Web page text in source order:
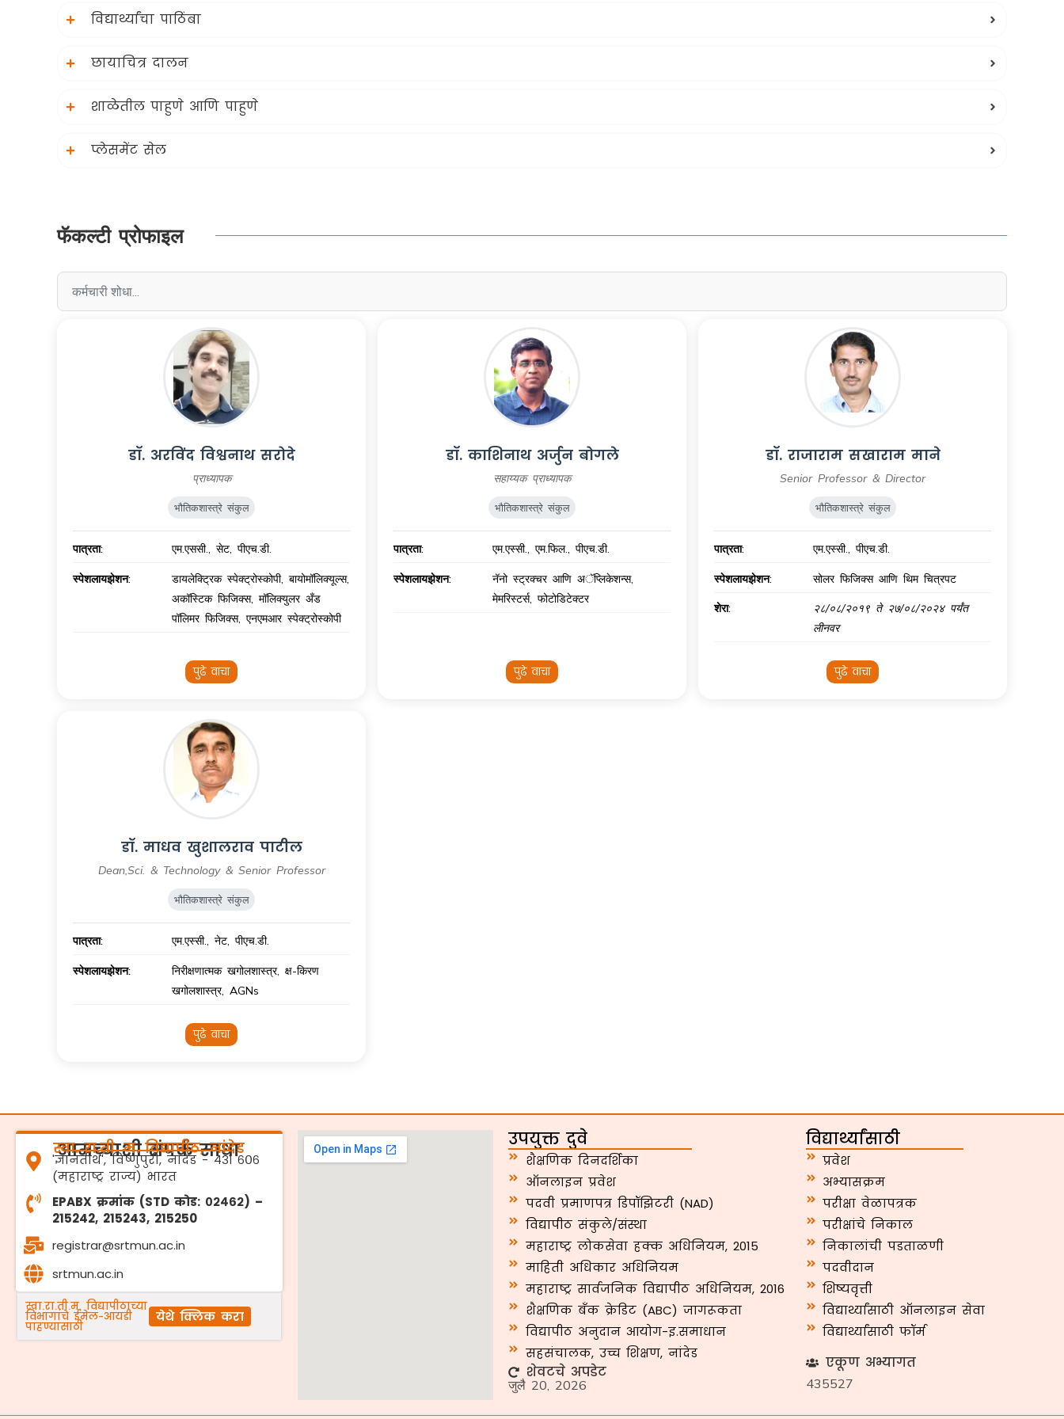
विद्यार्थ्यांचा पाठिंबा
छायाचित्र दालन
शाळेतील पाहुणे आणि पाहुणे
प्लेसमेंट सेल
फॅकल्टी प्रोफाइल
डॉ. अरविंद विश्वनाथ सरोदे
प्राध्यापक
भौतिकशास्त्रे संकुल
पात्रता: एम.एससी., सेट, पीएच.डी.
स्पेशलायझेशन:
डायलेक्ट्रिक स्पेक्ट्रोस्कोपी, बायोमॉलिक्यूल्स,
अकॉस्टिक फिजिक्स, मॉलिक्युलर अँड
पॉलिमर फिजिक्स, एनएमआर स्पेक्ट्रोस्कोपी
पुढे वाचा
डॉ. काशिनाथ अर्जुन बोगले
सहाय्यक प्राध्यापक
भौतिकशास्त्रे संकुल
पात्रता: एम.एस्सी., एम.फिल., पीएच.डी.
स्पेशलायझेशन:
नॅनो स्ट्रक्चर आणि अॅप्लिकेशन्स,
मेमरिस्टर्स, फोटोडिटेक्टर
पुढे वाचा
डॉ. राजाराम सखाराम माने
Senior Professor & Director
भौतिकशास्त्रे संकुल
पात्रता: एम.एस्सी., पीएच.डी.
स्पेशलायझेशन: सोलर फिजिक्स आणि थिम चित्रपट
शेरा:
२८/०८/२०१९ ते २७/०८/२०२४ पर्यंत
लीनवर
पुढे वाचा
डॉ. माधव खुशालराव पाटील
Dean,Sci. & Technology & Senior Professor
भौतिकशास्त्रे संकुल
पात्रता: एम.एस्सी., नेट, पीएच.डी.
स्पेशलायझेशन:
निरीक्षणात्मक खगोलशास्त्र, क्ष-किरण
खगोलशास्त्र, AGNs
पुढे वाचा
आमच्याशी संपर्क साधा
स्वा. रा.ती. म. विद्यापीठ, नांदेड
'ज्ञानतीर्थ', विष्णुपुरी, नांदेड - ४३१ ६०६
(महाराष्ट्र राज्य) भारत
EPABX क्रमांक (STD कोड: ०२४६२) –
215242, 215243, 215250
registrar@srtmun.ac.in
srtmun.ac.in
स्वा.रा.ती.म. विद्यापीठाच्या
विभागांचे ईमेल-आयडी
पाहण्यासाठी
येथे क्लिक करा
उपयुक्त दुवे
शैक्षणिक दिनदर्शिका
ऑनलाइन प्रवेश
पदवी प्रमाणपत्र डिपॉझिटरी (NAD)
विद्यापीठ संकुले/संस्था
महाराष्ट्र लोकसेवा हक्क अधिनियम, 2015
माहिती अधिकार अधिनियम
महाराष्ट्र सार्वजनिक विद्यापीठ अधिनियम, 2016
शैक्षणिक बँक क्रेडिट (ABC) जागरूकता
विद्यापीठ अनुदान आयोग-इ.समाधान
सहसंचालक, उच्च शिक्षण, नांदेड
शेवटचे अपडेट
जुलै 20, 2026
विद्यार्थ्यांसाठी
प्रवेश
अभ्यासक्रम
परीक्षा वेळापत्रक
परीक्षांचे निकाल
निकालांची पडताळणी
पदवीदान
शिष्यवृत्ती
विद्यार्थ्यांसाठी ऑनलाइन सेवा
विद्यार्थ्यांसाठी फॉर्म
एकूण अभ्यागत
435527